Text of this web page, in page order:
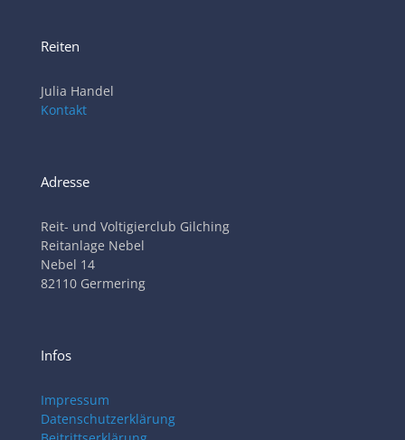
Reiten
Julia Handel
Kontakt
Adresse
Reit- und Voltigierclub Gilching
Reitanlage Nebel
Nebel 14
82110 Germering
Infos
Impressum
Datenschutzerklärung